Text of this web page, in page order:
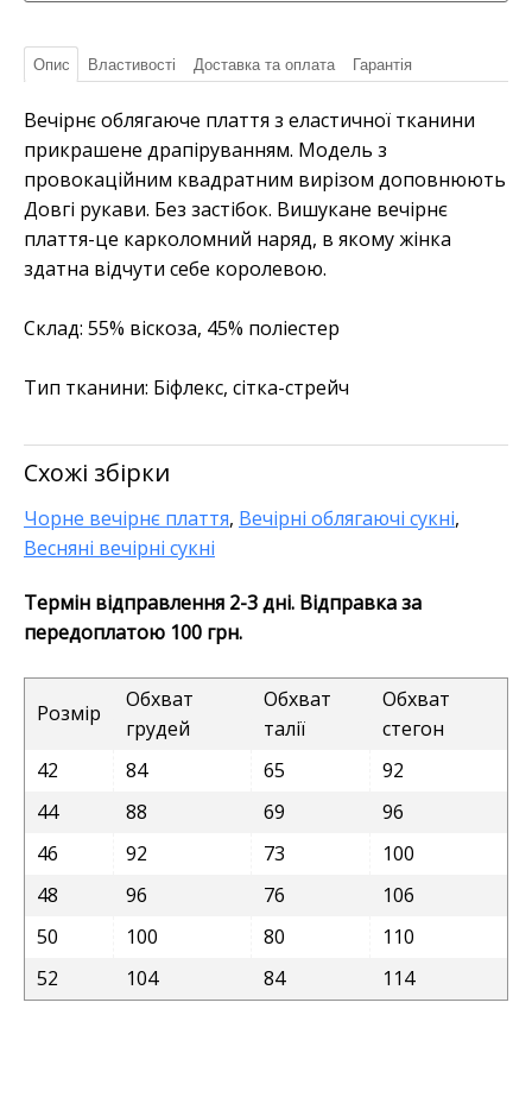
Опис Властивості Доставка та оплата Гарантія
Вечірнє облягаюче плаття з еластичної тканини
прикрашене драпіруванням. Модель з
провокаційним квадратним вирізом доповнюють
Довгі рукави. Без застібок. Вишукане вечірнє
плаття-це карколомний наряд, в якому жінка
здатна відчути себе королевою.
Склад: 55% віскоза, 45% поліестер
Тип тканини: Біфлекс, сітка-стрейч
Схожі збірки
Чорне вечірнє плаття, Вечірні облягаючі сукні,
Весняні вечірні сукні
Термін відправлення 2-3 дні. Відправка за
передоплатою 100 грн.
Розмір
Обхват
грудей
Обхват
талії
Обхват
стегон
42
84 65
92
44
88 69
96
46
92 73
100
48
96 76
106
50
100 80
110
52
104 84 114